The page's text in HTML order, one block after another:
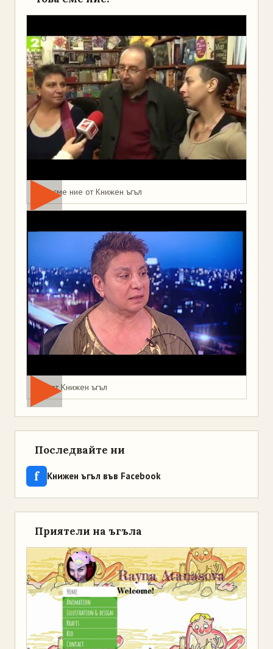
Това сме ние от Книжен ъгъл
Мая от Книжен ъгъл
Последвайте ни
f Книжен ъгъл във Facebook
Приятели на ъгъла